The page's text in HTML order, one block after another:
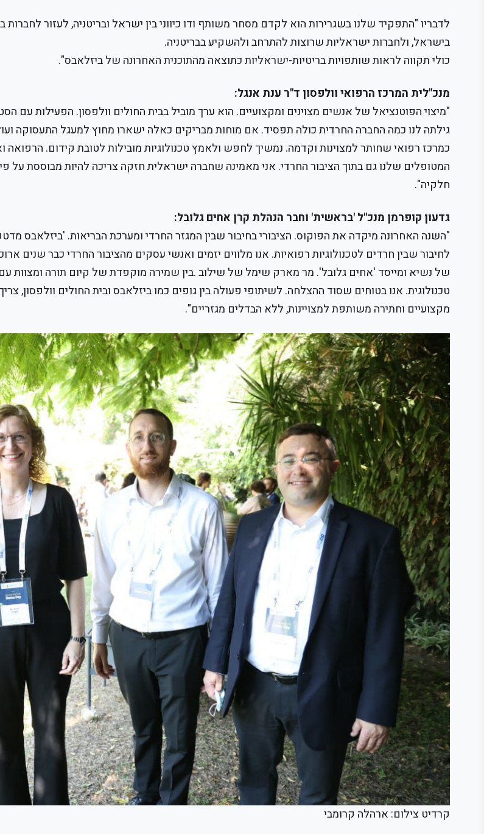
לדבריו "התפקיד שלנו בשגרירות הוא לקדם מסחר משותף ודו כיווני בין ישראל ובריטניה, לעזור לחברות
בישראל, ולחברות ישראליות שרוצות להתרחב ולהשקיע בבריטניה.
כולי תקווה לראות שותפויות בריטיות-ישראליות כתוצאה מהתוכנית האחרונה של ביזלאבס".
מנכ"לית המרכז הרפואי וולפסון ד"ר ענת אנגל:
"מיצוי הפוטנציאל של אנשים מצוינים ומקצועיים. הוא ערך מוביל בבית החולים וולפסון. הפעילות עם
גילתה לנו כמה החברה החרדית כולה תפסיד. אם מוחות מבריקים כאלה ישארו מחוץ למעגל התעסוקה
כמרכז רפואי שחותר למצוינות וקדמה. נמשיך לחפש ולאמץ טכנולוגיות מובילות לטובת קידום. הרפואה
המטופלים שלנו גם בתוך הציבור החרדי. אני מאמינה שחברה ישראלית חזקה צריכה להיות מבוססת על
חלקיה".
גדעון קופרמן מנכ"ל 'בראשית' וחבר הנהלת קרן אחים גלובל:
"השנה האחרונה מיקדה את הפוקוס. הציבורי בחיבור שבין המגזר החרדי ומערכת הבריאות. 'ביזלאבס
לחיבור שבין חרדים לטכנולוגיות רפואיות. אנו מלווים יזמים ואנשי עסקים מהציבור החרדי כבר שנים
של נשיא ומייסד 'אחים גלובל'. מר מארק שימל של שילוב .בין שמירה מוקפדת של קיום תורה ומצוות עם
טכנולוגית. אנו בטוחים שסוד ההצלחה. לשיתופי פעולה בין גופים כמו ביזלאבס ובית החולים וולפסון,
מקצועיים וחתירה משותפת למצויינות, ללא הבדלים מגזריים".
קרדיט צילום: ארהלה קרומבי